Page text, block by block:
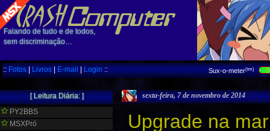
Falando de tudo e de todos,
sem discriminação…
::Fotos|Livros|E-mail|Login:: Sux-o-meter(tm)
sexta-feira, 7 de novembro de 2014
Upgrade na
[ Leitura Diária: ]
PY2BBS
MSXPró